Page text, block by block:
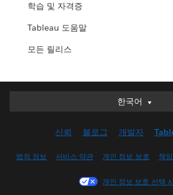
학습 및 자격증
Tableau 도움말
모든 릴리스
한국어
한국어
English (UK)
Français (Canada)
신뢰 블로그 개발자
법적 정보 서비스 약관 개인 정보 보호 책
개인 정보 보호 선택